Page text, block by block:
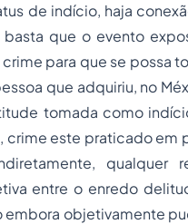
de indício, haja
que o evento
para que se possa
que adquiriu, no
tomada como
crime este praticado em
qualquer
entre o enredo
embora objetivamente